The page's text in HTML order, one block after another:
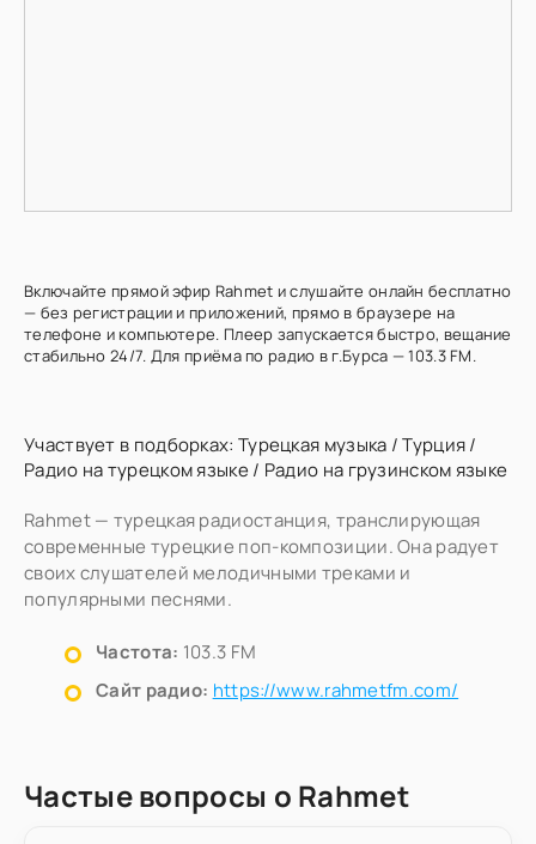
Включайте прямой эфир Rahmet и слушайте онлайн бесплатно
— без регистрации и приложений, прямо в браузере на
телефоне и компьютере. Плеер запускается быстро, вещание
стабильно 24/7. Для приёма по радио в г.Бурса — 103.3 FM.
Участвует в подборках: Турецкая музыка /Турция/
Радио на турецком языке/ Радио на грузинском языке
Rahmet — турецкая радиостанция, транслирующая
современные турецкие поп-композиции. Она радует
своих слушателей мелодичными треками и
популярными песнями.
Частота: 103.3 FM
Сайт радио: https://www.rahmetfm.com/
Частые вопросы о Rahmet